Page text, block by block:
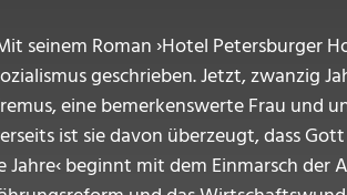
seinem Roman ›Hotel Petersburger
geschrieben. Jetzt, zwanzig
eine bemerkenswerte Frau und
ist sie davon überzeugt, dass
beginnt mit dem Einmarsch